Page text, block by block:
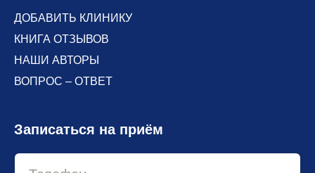
ДОБАВИТЬ КЛИНИКУ
КНИГА ОТЗЫВОВ
НАШИ АВТОРЫ
ВОПРОС – ОТВЕТ
Записаться на приём